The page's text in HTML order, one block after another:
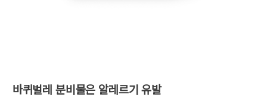
​ 바퀴벌레 분비물은 알레르기 유발